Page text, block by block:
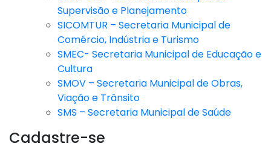
Supervisão e Planejamento
SICOMTUR – Secretaria Municipal de
Comércio, Indústria e Turismo
SMEC- Secretaria Municipal de Educação e
Cultura
SMOV – Secretaria Municipal de Obras,
Viação e Trânsito
SMS – Secretaria Municipal de Saúde
Cadastre-se